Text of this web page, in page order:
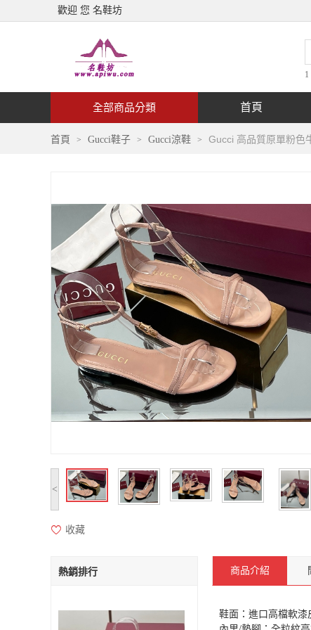
歡迎 您 名鞋坊
1
全部商品分類 首頁
首頁 > Gucci鞋子 > Gucci涼鞋 > Gucci 高品質原單粉色
<
收藏
熱銷排行 商品介紹
鞋面：進口高檔軟漆